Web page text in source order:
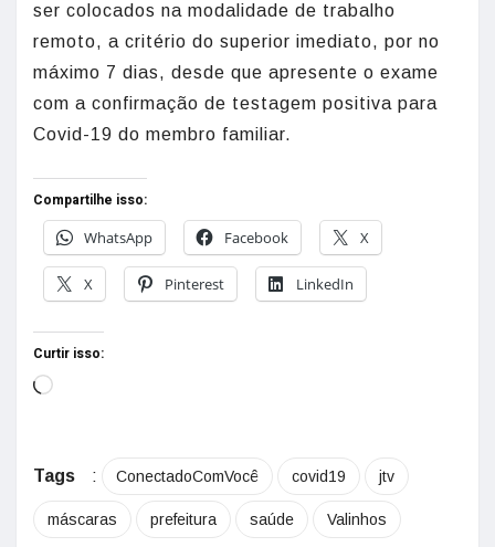
ser colocados na modalidade de trabalho
remoto, a critério do superior imediato, por no
máximo 7 dias, desde que apresente o exame
com a confirmação de testagem positiva para
Covid-19 do membro familiar.
Compartilhe isso:
WhatsApp
Facebook X
X Pinterest LinkedIn
Curtir isso:
Tags : ConectadoComVocê covid19 jtv
máscaras prefeitura saúde Valinhos